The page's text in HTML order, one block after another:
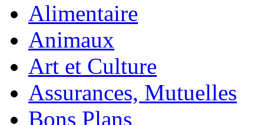
Alimentaire
Animaux
Art et Culture
Assurances, Mutuelles
Bons Plans